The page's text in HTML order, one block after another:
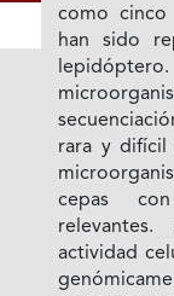
como cinco
han sido
rara y difícil
cepas con
actividad